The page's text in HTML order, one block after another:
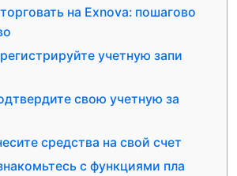
на Exnova: пошагово
учетную запи
свою учетную за
средства на свой счет
с функциями пла